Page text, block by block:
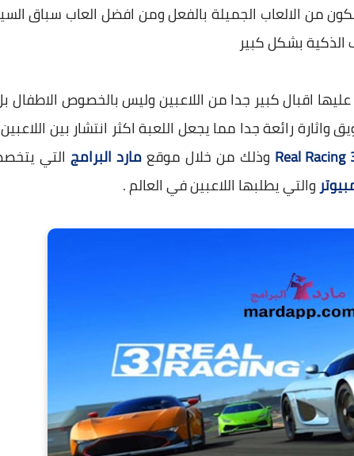
من الالعاب الجميلة بالفعل ومن افضل العاب سباق
الذكية بشكل كبير
اقبال كبير جدا من اللاعبين وليس بالخصوص الاطفال
رائعة جدا مما يجعل اللعبة اكثر انتشار بين
وذلك من خلال موقعمارد البرامج التي
والتي يطلبها اللاعبين في العالم .